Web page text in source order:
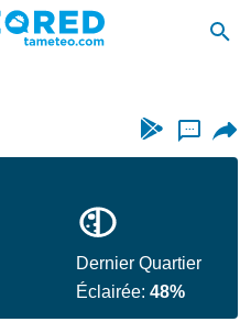
...
Dernier Quartier
Éclairée:48%